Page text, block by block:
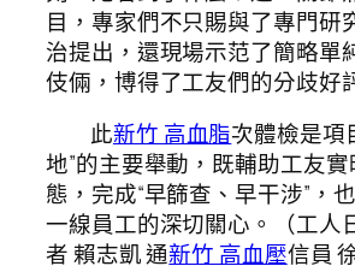
目，專家們不只賜與了專門研
治提出，還現場示范了簡略單
伎倆，博得了工友們的分歧好
此新竹 高血脂次體檢是項
地”的主要舉動，既輔助工友
態，完成“早篩查、早干涉”，
一線員工的深切關心。（工人
者 賴志凱 通新竹 高血壓信員